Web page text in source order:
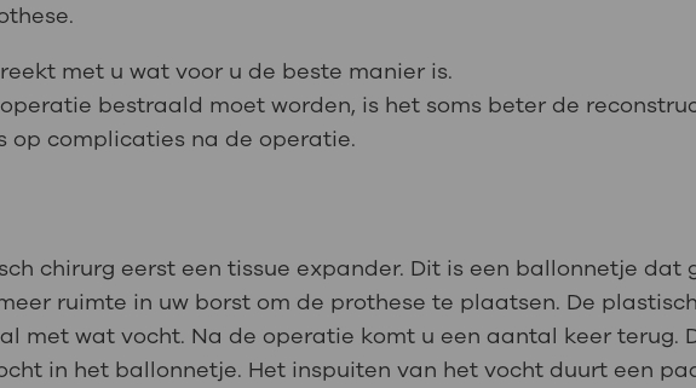
met u wat voor u de beste manier is.
bestraald moet worden, is het soms beter de
op complicaties na de operatie.
chirurg eerst een tissue expander. Dit is een ballonnetje dat
ruimte in uw borst om de prothese te plaatsen. De
met wat vocht. Na de operatie komt u een aantal keer terug.
in het ballonnetje. Het inspuiten van het vocht duurt een